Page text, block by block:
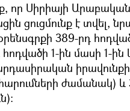
որ Սիրիայի Արաբական
ցուցմունք է տվել,
389-րդ
հոդվածի 1-ին մասի 1-
իրավունքի
ժամանակ) և